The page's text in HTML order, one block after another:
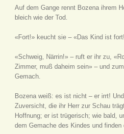
Auf dem Gange rennt Bozena ihrem
bleich wie der Tod.
«Fort!» keucht sie – «Das Kind ist
«Schweig, Närrin!» – ruft er ihr zu,
Zimmer, muß daheim sein» – und
Gemach.
Bozena weiß: es ist nicht – er irrt!
Zuversicht, die ihr Herr zur Schau
Hoffnung; er ist trügerisch; wie bald,
dem Gemache des Kindes und finden